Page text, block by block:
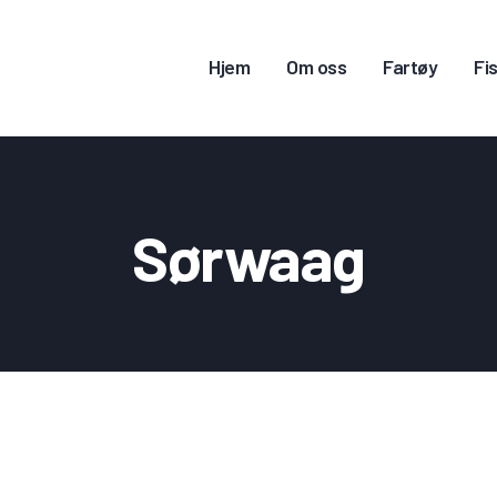
Hjem Om oss Fartøy
Sørwaag